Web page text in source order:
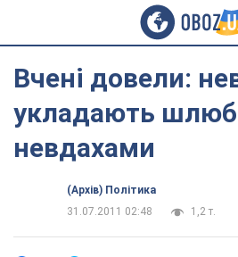
Вчені довели:
укладають
невдахами
(Архів) Політика
31.07.2011 02:48
1,2 т.